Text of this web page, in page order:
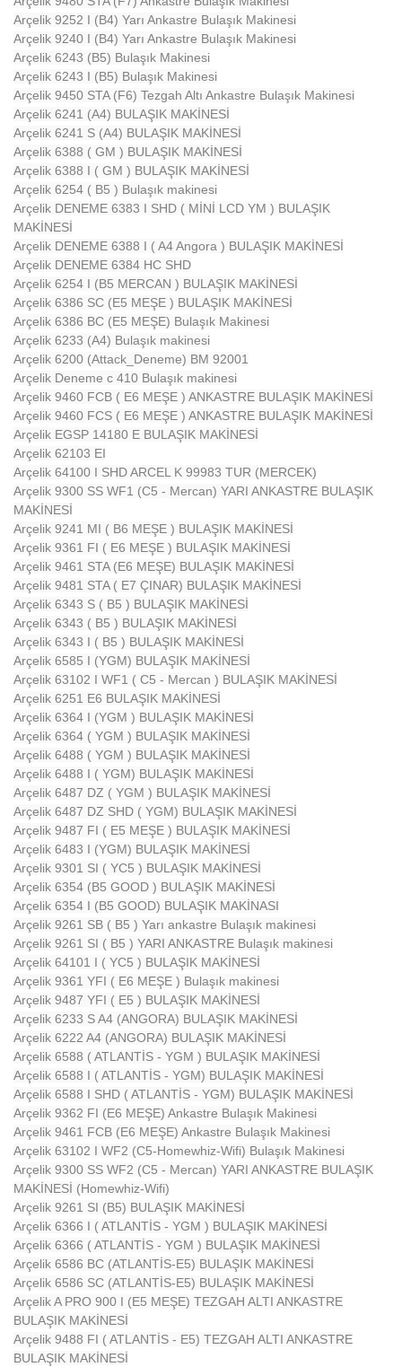
Arçelik 9252 I (B4) Yarı Ankastre Bulaşık Makinesi
Arçelik 9240 I (B4) Yarı Ankastre Bulaşık Makinesi
Arçelik 6243 (B5) Bulaşık Makinesi
Arçelik 6243 I (B5) Bulaşık Makinesi
Arçelik 9450 STA (F6) Tezgah Altı Ankastre Bulaşık Makinesi
Arçelik 6241 (A4) BULAŞIK MAKİNESİ
Arçelik 6241 S (A4) BULAŞIK MAKİNESİ
Arçelik 6388 ( GM ) BULAŞIK MAKİNESİ
Arçelik 6388 I ( GM ) BULAŞIK MAKİNESİ
Arçelik 6254 ( B5 ) Bulaşık makinesi
Arçelik DENEME 6383 I SHD ( MİNİ LCD YM ) BULAŞIK
MAKİNESİ
Arçelik DENEME 6388 I ( A4 Angora ) BULAŞIK MAKİNESİ
Arçelik DENEME 6384 HC SHD
Arçelik 6254 I (B5 MERCAN ) BULAŞIK MAKİNESİ
Arçelik 6386 SC (E5 MEŞE ) BULAŞIK MAKİNESİ
Arçelik 6386 BC (E5 MEŞE) Bulaşık Makinesi
Arçelik 6233 (A4) Bulaşık makinesi
Arçelik 6200 (Attack_Deneme) BM 92001
Arçelik Deneme c 410 Bulaşık makinesi
Arçelik 9460 FCB ( E6 MEŞE ) ANKASTRE BULAŞIK MAKİNESİ
Arçelik 9460 FCS ( E6 MEŞE ) ANKASTRE BULAŞIK MAKİNESİ
Arçelik EGSP 14180 E BULAŞIK MAKİNESİ
Arçelik 62103 EI
Arçelik 64100 I SHD ARCEL K 99983 TUR (MERCEK)
Arçelik 9300 SS WF1 (C5 - Mercan) YARI ANKASTRE BULAŞIK
MAKİNESİ
Arçelik 9241 MI ( B6 MEŞE ) BULAŞIK MAKİNESİ
Arçelik 9361 FI ( E6 MEŞE ) BULAŞIK MAKİNESİ
Arçelik 9461 STA (E6 MEŞE) BULAŞIK MAKİNESİ
Arçelik 9481 STA ( E7 ÇINAR) BULAŞIK MAKİNESİ
Arçelik 6343 S ( B5 ) BULAŞIK MAKİNESİ
Arçelik 6343 ( B5 ) BULAŞIK MAKİNESİ
Arçelik 6343 I ( B5 ) BULAŞIK MAKİNESİ
Arçelik 6585 I (YGM) BULAŞIK MAKİNESİ
Arçelik 63102 I WF1 ( C5 - Mercan ) BULAŞIK MAKİNESİ
Arçelik 6251 E6 BULAŞIK MAKİNESİ
Arçelik 6364 I (YGM ) BULAŞIK MAKİNESİ
Arçelik 6364 ( YGM ) BULAŞIK MAKİNESİ
Arçelik 6488 ( YGM ) BULAŞIK MAKİNESİ
Arçelik 6488 I ( YGM) BULAŞIK MAKİNESİ
Arçelik 6487 DZ ( YGM ) BULAŞIK MAKİNESİ
Arçelik 6487 DZ SHD ( YGM) BULAŞIK MAKİNESİ
Arçelik 9487 FI ( E5 MEŞE ) BULAŞIK MAKİNESİ
Arçelik 6483 I (YGM) BULAŞIK MAKİNESİ
Arçelik 9301 SI ( YC5 ) BULAŞIK MAKİNESİ
Arçelik 6354 (B5 GOOD ) BULAŞIK MAKİNESİ
Arçelik 6354 I (B5 GOOD) BULAŞIK MAKİNASI
Arçelik 9261 SB ( B5 ) Yarı ankastre Bulaşık makinesi
Arçelik 9261 SI ( B5 ) YARI ANKASTRE Bulaşık makinesi
Arçelik 64101 I ( YC5 ) BULAŞIK MAKİNESİ
Arçelik 9361 YFI ( E6 MEŞE ) Bulaşık makinesi
Arçelik 9487 YFI ( E5 ) BULAŞIK MAKİNESİ
Arçelik 6233 S A4 (ANGORA) BULAŞIK MAKİNESİ
Arçelik 6222 A4 (ANGORA) BULAŞIK MAKİNESİ
Arçelik 6588 ( ATLANTİS - YGM ) BULAŞIK MAKİNESİ
Arçelik 6588 I ( ATLANTİS - YGM) BULAŞIK MAKİNESİ
Arçelik 6588 I SHD ( ATLANTİS - YGM) BULAŞIK MAKİNESİ
Arçelik 9362 FI (E6 MEŞE) Ankastre Bulaşık Makinesi
Arçelik 9461 FCB (E6 MEŞE) Ankastre Bulaşık Makinesi
Arçelik 63102 I WF2 (C5-Homewhiz-Wifi) Bulaşık Makinesi
Arçelik 9300 SS WF2 (C5 - Mercan) YARI ANKASTRE BULAŞIK
MAKİNESİ (Homewhiz-Wifi)
Arçelik 9261 SI (B5) BULAŞIK MAKİNESİ
Arçelik 6366 I ( ATLANTİS - YGM ) BULAŞIK MAKİNESİ
Arçelik 6366 ( ATLANTİS - YGM ) BULAŞIK MAKİNESİ
Arçelik 6586 BC (ATLANTİS-E5) BULAŞIK MAKİNESİ
Arçelik 6586 SC (ATLANTİS-E5) BULAŞIK MAKİNESİ
Arçelik A PRO 900 I (E5 MEŞE) TEZGAH ALTI ANKASTRE
BULAŞIK MAKİNESİ
Arçelik 9488 FI ( ATLANTİS - E5) TEZGAH ALTI ANKASTRE
BULAŞIK MAKİNESİ